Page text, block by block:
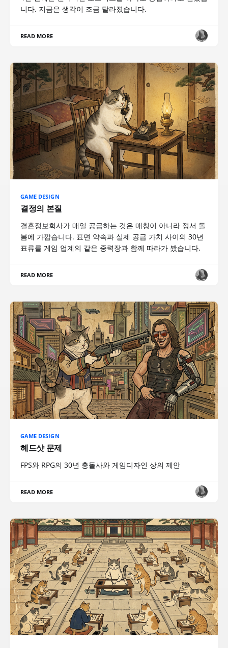
니다. 지금은 생각이 조금 달라졌습니다.
READ MORE
GAME DESIGN
결정의 본질
결혼정보회사가 매일 공급하는 것은 매칭이 아니라 정서 돌
봄에 가깝습니다. 표면 약속과 실제 공급 가치 사이의 30년
표류를 게임 업계의 같은 중력장과 함께 따라가 봤습니다.
READ MORE
GAME DESIGN
헤드샷 문제
FPS와 RPG의 30년 충돌사와 게임디자인 상의 제안
READ MORE